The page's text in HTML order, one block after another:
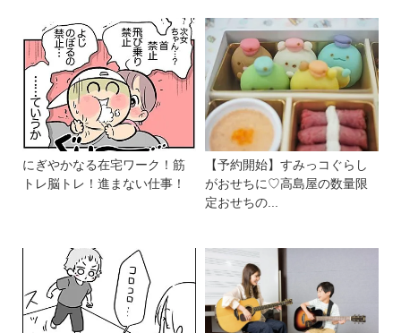
にぎやかなる在宅ワーク！筋
トレ脳トレ！進まない仕事！
【予約開始】すみっコぐらし
がおせちに♡高島屋の数量限
定おせちの...